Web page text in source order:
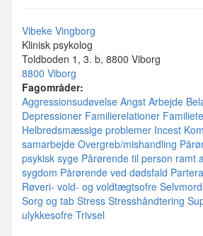
Vibeke Vingborg
Klinisk psykolog
Toldboden 1, 3. b, 8800 Viborg
8800 Viborg
Fagområder:
Aggressionsudøvelse Angst Arbejde
Depressioner Familierelationer
Helbredsmæssige problemer Incest
samarbejde Overgreb/mishandling
psykisk syge Pårørende til person ramt
sygdom Pårørende ved dødsfald
Røveri- vold- og voldtægtsofre
Sorg og tab Stress Stresshåndtering
ulykkesofre Trivsel